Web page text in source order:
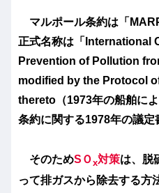
マルポール条約は「
正式名称は「International
Prevention of Pollution
modified by the Protocol
thereto（1973年の船舶に
条約に関する1978年の議定
そのためSＯx対策は、脱
って排ガスから除去する方